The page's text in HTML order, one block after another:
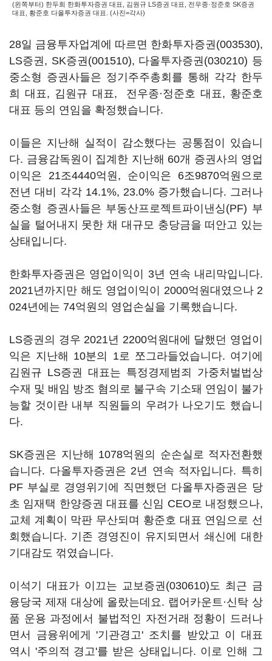
(왼쪽부터) 한두희 한화투자증권 대표, 김원규 LS증권 대표, 전우종·정준호 SK증권
대표, 황준호 다올투자증권 대표. (사진=각사)
28일 금융투자업계에 따르면 한화투자증권(003530),
LS증권, SK증권(001510), 다올투자증권(030210) 등
중소형 증권사들은 정기주주총회를 통해 각각 한두
희 대표, 김원규 대표, 전우종·정준호 대표, 황준호
대표 등의 연임을 확정했습니다.
이들은 지난해 실적이 감소했다는 공통점이 있습니
다. 금융감독원이 집계한 지난해 60개 증권사의 영업
이익은 21조4440억원, 순이익은 6조9870억원으로
전년 대비 각각 14.1%, 23.0% 증가했습니다. 그러나
중소형 증권사들은 부동산프로젝트파이낸싱(PF) 부
실을 털어내지 못한 채 대규모 충당금을 떠안고 있는
상태입니다.
한화투자증권은 영업이익이 3년 연속 내리막입니다.
2021년까지만 해도 영업이익이 2000억원대였으나 2
024년에는 74억원의 영업손실을 기록했습니다.
LS증권의 경우 2021년 2200억원대에 달했던 영업이
익은 지난해 10분의 1로 쪼그라들었습니다. 여기에
김원규 LS증권 대표는 특정경제범죄 가중처벌법상
수재 및 배임 방조 혐의로 불구속 기소돼 연임이 불가
능할 것이란 내부 직원들의 우려가 나오기도 했습니
다.
SK증권은 지난해 1078억원의 순손실로 적자전환했
습니다. 다올투자증권은 2년 연속 적자입니다. 특히
PF 부실로 경영위기에 직면했던 다올투자증권은 당
초 임재택 한양증권 대표를 신임 CEO로 내정했으나,
교체 계획이 막판 무산되며 황준호 대표 연임으로 선
회했습니다. 기존 경영진이 유지되면서 쇄신에 대한
기대감도 꺾였습니다.
이석기 대표가 이끄는 교보증권(030610)도 최근 금
융당국 제재 대상에 올랐는데요. 랩어카운트·신탁 상
품 운용 과정에서 불법적인 자전거래 정황이 드러나
면서 금융위에게 '기관경고' 조치를 받았고 이 대표
역시 '주의적 경고'를 받은 상태입니다. 이로 인해 그